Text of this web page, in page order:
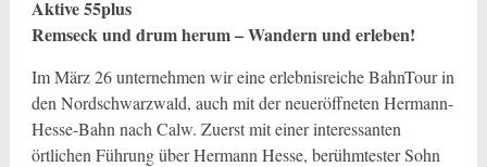
Aktive 55plus
Remseck und drum herum – Wandern und erleben!
Im März 26 unternehmen wir eine erlebnisreiche BahnTour in
den Nordschwarzwald, auch mit der neueröffneten Hermann-
Hesse-Bahn nach Calw. Zuerst mit einer interessanten
örtlichen Führung über Hermann Hesse, berühmtester Sohn